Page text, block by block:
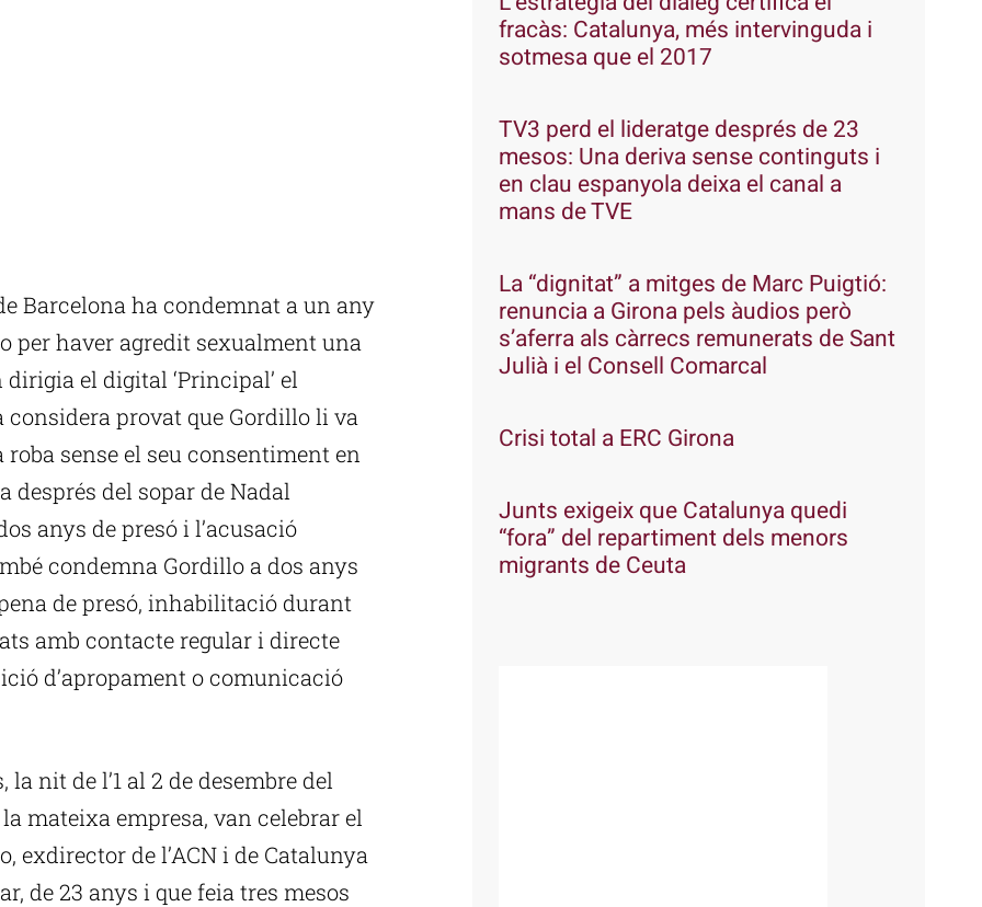
Barcelona ha condemnat a un any
per haver agredit sexualment una
el digital ‘Principal’ el
considera provat que Gordillo li va
sense el seu consentiment en
del sopar de Nadal
anys de presó i l’acusació
condemna Gordillo a dos anys
de presó, inhabilitació durant
amb contacte regular i directe
d’apropament o comunicació
nit de l’1 al 2 de desembre del
mateixa empresa, van celebrar el
exdirector de l’ACN i de Catalunya
de 23 anys i que feia tres mesos
fracàs: Catalunya, més intervinguda i
sotmesa que el 2017
TV3 perd el lideratge després de 23
mesos: Una deriva sense continguts i
en clau espanyola deixa el canal a
mans de TVE
La “dignitat” a mitges de Marc Puigtió:
renuncia a Girona pels àudios però
s’aferra als càrrecs remunerats de Sant
Julià i el Consell Comarcal
Crisi total a ERC Girona
Junts exigeix que Catalunya quedi
“fora” del repartiment dels menors
migrants de Ceuta